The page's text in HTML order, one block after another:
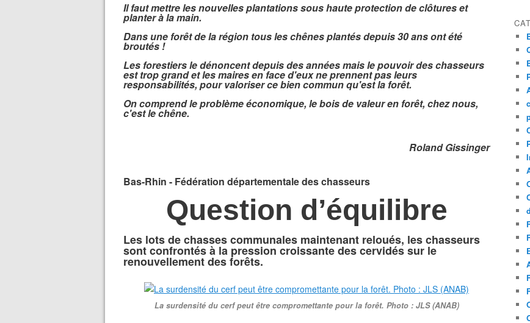
Il faut mettre les nouvelles plantations sous haute protection de clôtures et
planter à la main.
Dans une forêt de la région tous les chênes plantés depuis 30 ans ont été
broutés !
Les forestiers le dénoncent depuis des années mais le pouvoir des chasseurs
est trop grand et les maires en face d'eux ne prennent pas leurs
responsabilités, pour valoriser ce bien commun qu'est la forêt.
On comprend le problème économique, le bois de valeur en forêt, chez nous,
c'est le chêne.
Roland Gissinger
Bas-Rhin - Fédération départementale des chasseurs
Question d’équilibre
Les lots de chasses communales maintenant reloués, les chasseurs
sont confrontés à la pression croissante des cervidés sur le
renouvellement des forêts.
La surdensité du cerf peut être compromettante pour la forêt. Photo : JLS (ANAB)